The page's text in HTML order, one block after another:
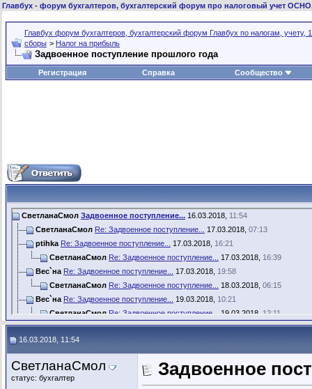
Главбух - форум бухгалтеров, бухгалтерский форум про налоговый учет
Главбух форум бухгалтеров, бухгалтерский форум Главбух по налогам, учету,
сборы > Налог на прибыль
Задвоенное поступление прошлого года
Регистрация Справка Сообщество
СветланаСмол Задвоенное поступление... 16.03.2018, 11:54
СветланаСмол Re: Задвоенное поступление... 17.03.2018, 07:13
ptihka Re: Задвоенное поступление... 17.03.2018, 16:21
СветланаСмол Re: Задвоенное поступление... 17.03.2018, 16:39
Вес`на Re: Задвоенное поступление... 17.03.2018, 19:58
СветланаСмол Re: Задвоенное поступление... 18.03.2018, 06:15
Вес`на Re: Задвоенное поступление... 19.03.2018, 10:21
СветланаСмол Re: Задвоенное поступление... 19.03.2018, 12:11
Вес`на Re: Задвоенное поступление...19.03.2018,12:16
16.03.2018, 11:54
СветланаСмол
статус: бухгалтер
Задвоенное